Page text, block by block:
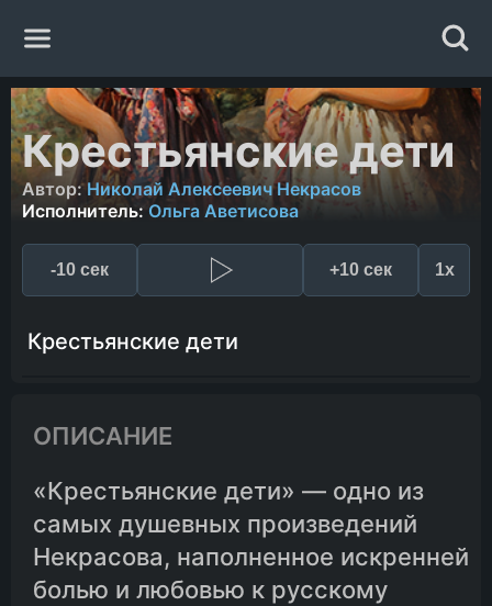
Главная
Жанры
Авторы
Исполнители
Крестьянские дети
Автор:Николай Алексеевич Некрасов
Исполнитель:Ольга Аветисова
-10 сек +10 сек 1x
Крестьянские дети
ОПИСАНИЕ
«Крестьянские дети» — одно из
самых душевных произведений
Некрасова, наполненное искренней
болью и любовью к русскому